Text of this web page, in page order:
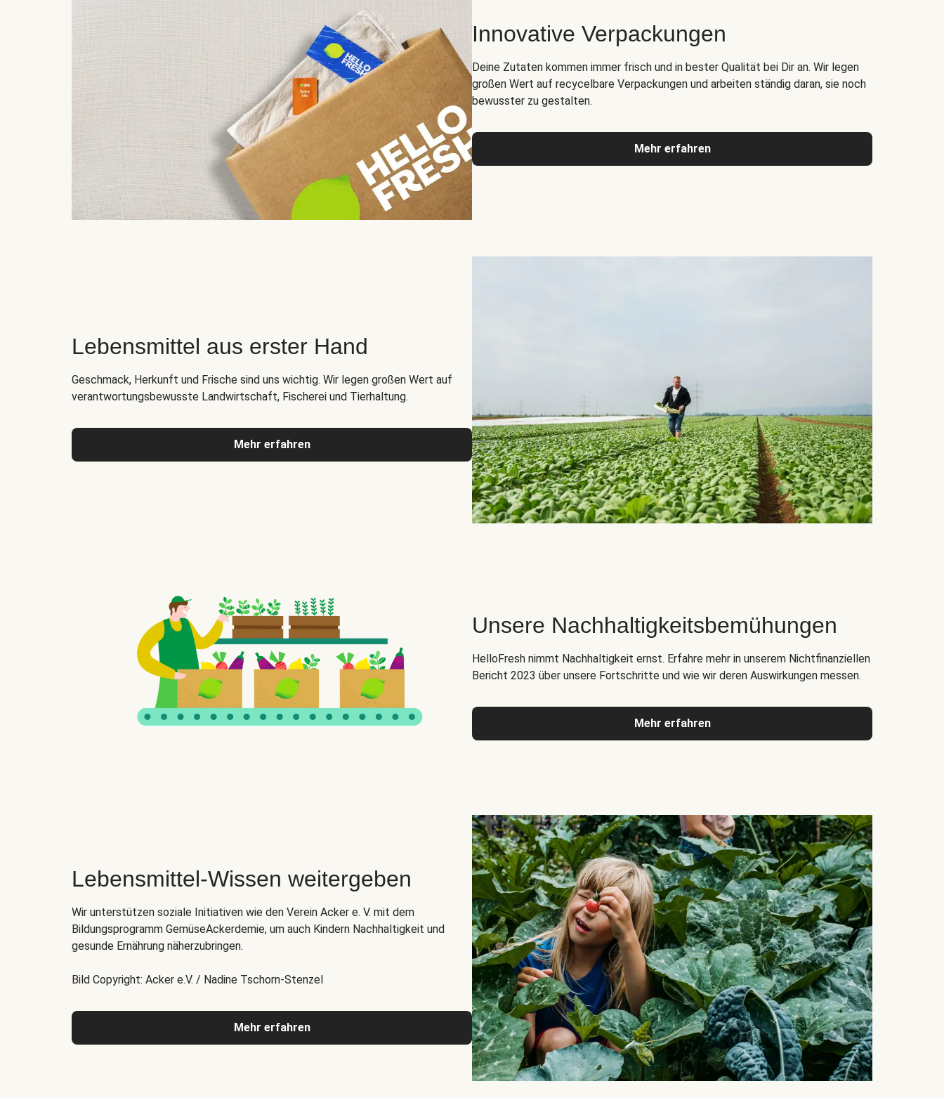
Innovative Verpackungen
Deine Zutaten kommen immer frisch und in bester Qualität bei Dir an. Wir legen
großen Wert auf recycelbare Verpackungen und arbeiten ständig daran, sie noch
bewusster zu gestalten.
Mehr erfahren
Lebensmittel aus erster Hand
Geschmack, Herkunft und Frische sind uns wichtig. Wir legen großen Wert auf
verantwortungsbewusste Landwirtschaft, Fischerei und Tierhaltung.
Mehr erfahren
Unsere Nachhaltigkeitsbemühungen
HelloFresh nimmt Nachhaltigkeit ernst. Erfahre mehr in unserem Nichtfinanziellen
Bericht 2023 über unsere Fortschritte und wie wir deren Auswirkungen messen.
Mehr erfahren
Lebensmittel-Wissen weitergeben
Wir unterstützen soziale Initiativen wie den Verein Acker e. V. mit dem
Bildungsprogramm GemüseAckerdemie, um auch Kindern Nachhaltigkeit und
gesunde Ernährung näherzubringen.
Bild Copyright: Acker e.V. / Nadine Tschorn-Stenzel
Mehr erfahren